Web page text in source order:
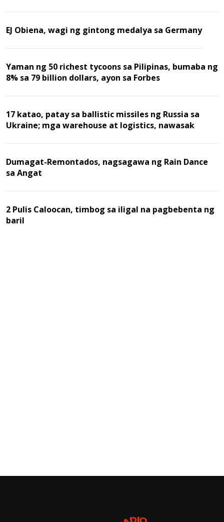
EJ Obiena, wagi ng gintong medalya sa Germany
Yaman ng 50 richest tycoons sa Pilipinas, bumaba ng
8% sa 79 billion dollars, ayon sa Forbes
17 katao, patay sa ballistic missiles ng Russia sa
Ukraine; mga warehouse at logistics, nawasak
Dumagat-Remontados, nagsagawa ng Rain Dance
sa Angat
2 Pulis Caloocan, timbog sa iligal na pagbebenta ng
baril